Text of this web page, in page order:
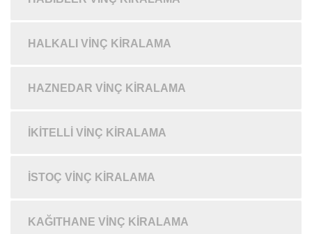
HALKALI VINÇ KIRALAMA
HAZNEDAR VINÇ KIRALAMA
İKITELLI VINÇ KIRALAMA
İSTOÇ VINÇ KIRALAMA
KAĞITHANE VINÇ KIRALAMA